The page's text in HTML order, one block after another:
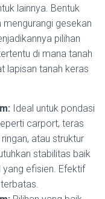
lainnya. Bentuk
gesekan
pilihan
di mana tanah
lapisan tanah keras
Ideal untuk pondasi
carport, teras
atau struktur
stabilitas baik
efisien. Efektif